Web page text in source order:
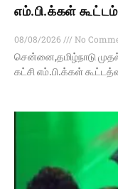
எம்.பி.க்கள்
08/08/2026
No
சென்னை,தமிழ்நாடு
கட்சி எம்.பி.க்கள்